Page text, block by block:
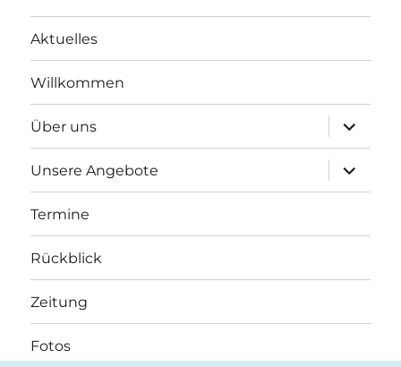
Aktuelles
Willkommen
Über uns
öffnen
Unsere Angebote
öffnen
Termine
Rückblick
Zeitung
Fotos